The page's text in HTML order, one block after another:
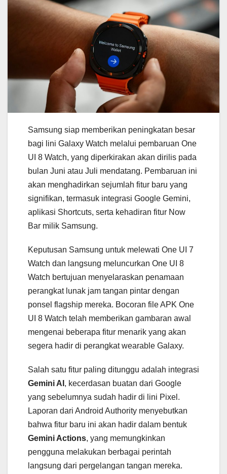
Samsung siap memberikan peningkatan besar
bagi lini Galaxy Watch melalui pembaruan One
UI 8 Watch, yang diperkirakan akan dirilis pada
bulan Juni atau Juli mendatang. Pembaruan ini
akan menghadirkan sejumlah fitur baru yang
signifikan, termasuk integrasi Google Gemini,
aplikasi Shortcuts, serta kehadiran fitur Now
Bar milik Samsung.
Keputusan Samsung untuk melewati One UI 7
Watch dan langsung meluncurkan One UI 8
Watch bertujuan menyelaraskan penamaan
perangkat lunak jam tangan pintar dengan
ponsel flagship mereka. Bocoran file APK One
UI 8 Watch telah memberikan gambaran awal
mengenai beberapa fitur menarik yang akan
segera hadir di perangkat wearable Galaxy.
Salah satu fitur paling ditunggu adalah integrasi
Gemini AI , kecerdasan buatan dari Google
yang sebelumnya sudah hadir di lini Pixel.
Laporan dari Android Authority menyebutkan
bahwa fitur baru ini akan hadir dalam bentuk
Gemini Actions, yang memungkinkan
pengguna melakukan berbagai perintah
langsung dari pergelangan tangan mereka.